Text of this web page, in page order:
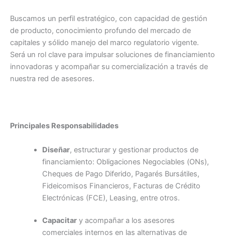
Buscamos un perfil estratégico, con capacidad de gestión
de producto, conocimiento profundo del mercado de
capitales y sólido manejo del marco regulatorio vigente.
Será un rol clave para impulsar soluciones de financiamiento
innovadoras y acompañar su comercialización a través de
nuestra red de asesores.
Principales Responsabilidades
Diseñar, estructurar y gestionar productos de
financiamiento: Obligaciones Negociables (ONs),
Cheques de Pago Diferido, Pagarés Bursátiles,
Fideicomisos Financieros, Facturas de Crédito
Electrónicas (FCE), Leasing, entre otros.
Capacitary acompañar a los asesores
comerciales internos en las alternativas de